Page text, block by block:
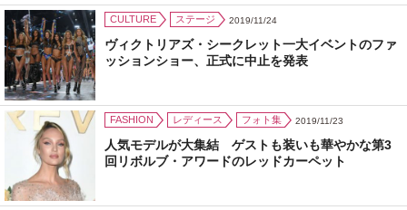
CULTURE ステージ 2019/11/24
ヴィクトリアズ・シークレット一大イベントのファ
ッションショー、正式に中止を発表
FASHION レディース フォト集 2019/11/23
人気モデルが大集結 ゲストも装いも華やかな第3
回リボルブ・アワードのレッドカーペット